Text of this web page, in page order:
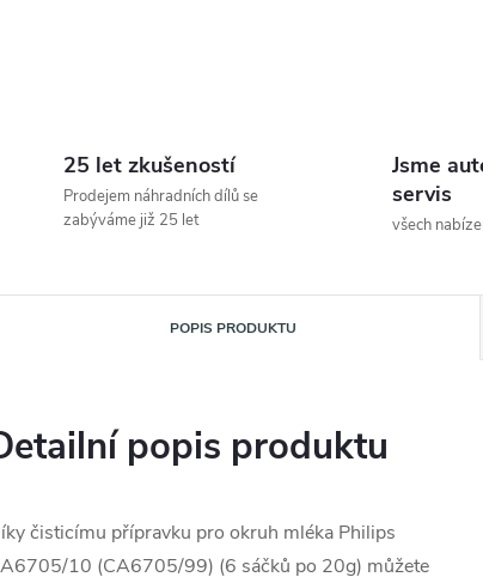
25 let zkušeností
Prodejem náhradních dílů se
zabýváme již 25 let
Jsme
servis
všech
POPIS PRODUKTU
popis produktu
čisticímu přípravku pro okruh mléka Philips
10 (CA6705/99) (6 sáčků po 20g) můžete